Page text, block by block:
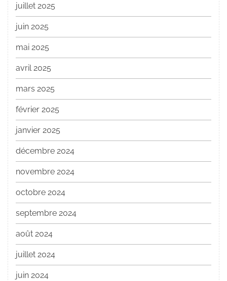
juillet 2025
juin 2025
mai 2025
avril 2025
mars 2025
février 2025
janvier 2025
décembre 2024
novembre 2024
octobre 2024
septembre 2024
août 2024
juillet 2024
juin 2024